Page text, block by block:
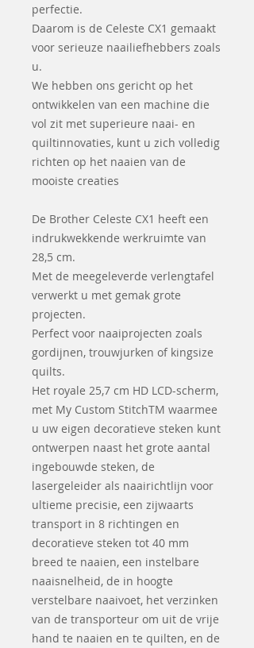
perfectie.
Daarom is de Celeste CX1 gemaakt
voor serieuze naailiefhebbers zoals
u.
We hebben ons gericht op het
ontwikkelen van een machine die
vol zit met superieure naai- en
quiltinnovaties, kunt u zich volledig
richten op het naaien van de
mooiste creaties
De Brother Celeste CX1 heeft een
indrukwekkende werkruimte van
28,5 cm.
Met de meegeleverde verlengtafel
verwerkt u met gemak grote
projecten.
Perfect voor naaiprojecten zoals
gordijnen, trouwjurken of kingsize
quilts.
Het royale 25,7 cm HD LCD-scherm,
met My Custom StitchTM waarmee
u uw eigen decoratieve steken kunt
ontwerpen naast het grote aantal
ingebouwde steken, de
lasergeleider als naairichtlijn voor
ultieme precisie, een zijwaarts
transport in 8 richtingen en
decoratieve steken tot 40 mm
breed te naaien, een instelbare
naaisnelheid, de in hoogte
verstelbare naaivoet, het verzinken
van de transporteur om uit de vrije
hand te naaien en te quilten, en de